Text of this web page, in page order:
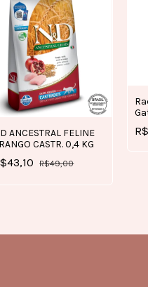
ANCESTRAL FELINE
CASTR. 0,4 KG
R$49,00